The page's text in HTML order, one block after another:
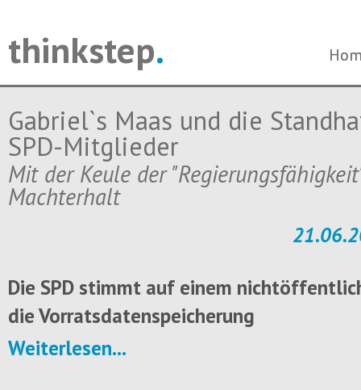
thinkstep.
Gabriel`s Maas und die
SPD-Mitglieder
Mit der Keule der
Machterhalt
Die SPD stimmt auf einem
die Vorratsdatenspeicherung
Weiterlesen...